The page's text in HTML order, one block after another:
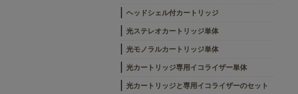
ヘッドシェル付カートリッジ
光ステレオカートリッジ単体
光モノラルカートリッジ単体
光カートリッジ専用イコライザー単体
光カートリッジと専用イコライザーのセット